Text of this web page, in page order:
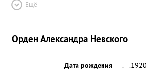
Ещё
Орден Александра Невского
Дата рождения
__.__.1920